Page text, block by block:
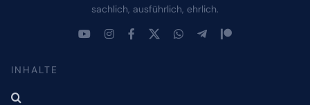
sachlich, ausführlich, ehrlich.
INHALTE